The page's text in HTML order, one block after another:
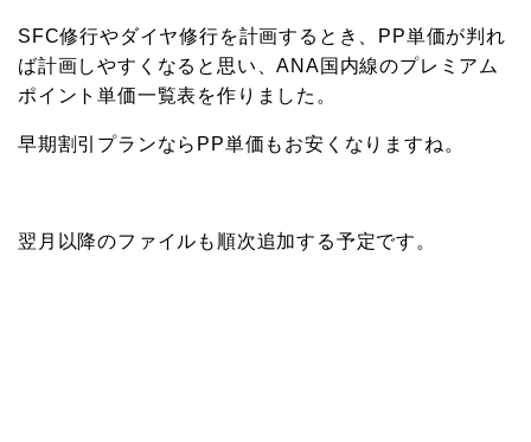
SFC修行やダイヤ修行を計画するとき、PP単価が判れ
ば計画しやすくなると思い、ANA国内線のプレミアム
ポイント単価一覧表を作りました。
早期割引プランならPP単価もお安くなりますね。
翌月以降のファイルも順次追加する予定です。